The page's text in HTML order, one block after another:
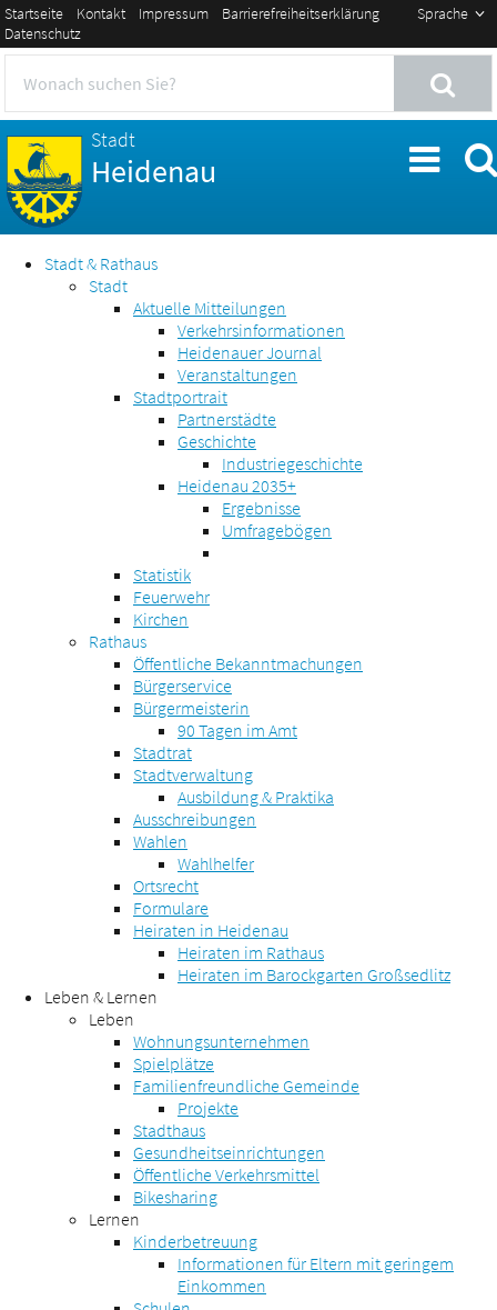
Sprache
Startseite Kontakt Impressum
Barrierefreiheitserklärung
Datenschutz
Stadt
Heidenau
Stadt & Rathaus
Stadt
Aktuelle Mitteilungen
Verkehrsinformationen
Heidenauer Journal
Veranstaltungen
Stadtportrait
Partnerstädte
Geschichte
Industriegeschichte
Heidenau 2035+
Ergebnisse
Umfragebögen
Statistik
Feuerwehr
Kirchen
Rathaus
Öffentliche Bekanntmachungen
Bürgerservice
Bürgermeisterin
90 Tagen im Amt
Stadtrat
Stadtverwaltung
Ausbildung & Praktika
Ausschreibungen
Wahlen
Wahlhelfer
Ortsrecht
Formulare
Heiraten in Heidenau
Heiraten im Rathaus
Heiraten im Barockgarten Großsedlitz
Leben & Lernen
Leben
Wohnungsunternehmen
Spielplätze
Familienfreundliche Gemeinde
Projekte
Stadthaus
Gesundheitseinrichtungen
Öffentliche Verkehrsmittel
Bikesharing
Lernen
Kinderbetreuung
Informationen für Eltern mit geringem
Einkommen